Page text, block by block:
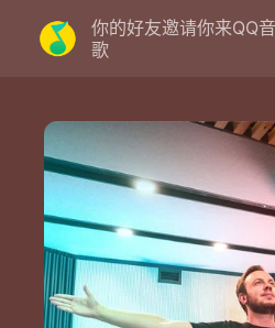
你的好友邀请你来QQ
歌